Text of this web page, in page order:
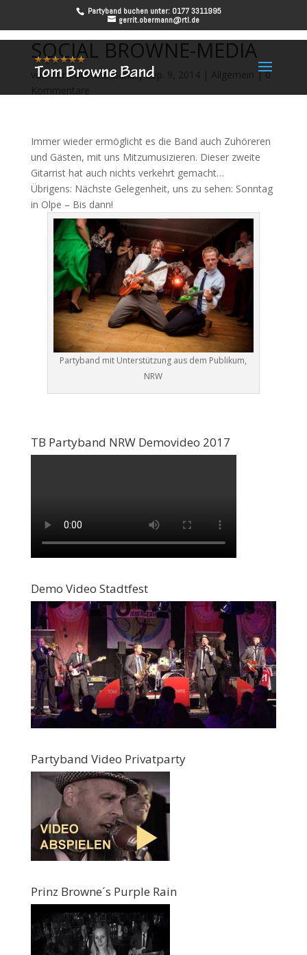
Partyband buchen unter: 0177 3311995
gerrit.obermann@rtl.de
SOCIAL BROWNE-MEDIA
vonTom Browne Band|Sep. 9, 2014 | Allgemein |0
Kommentare
Immer wieder ermöglicht es die Band auch Zuhöreren
und Gästen, mit uns Mitzumusizieren. Dieser zweite
Gitarrist hat auch nichts verkehrt gemacht…
Übrigens: Nächste Gelegenheit, uns zu sehen: Sonntag
in Olpe – Bis dann!
Partyband mit Unterstützung aus dem Publikum,
NRW
TB Partyband NRW Demovideo 2017
Demo Video Stadtfest
Partyband Video Privatparty
Prinz Browne´s Purple Rain